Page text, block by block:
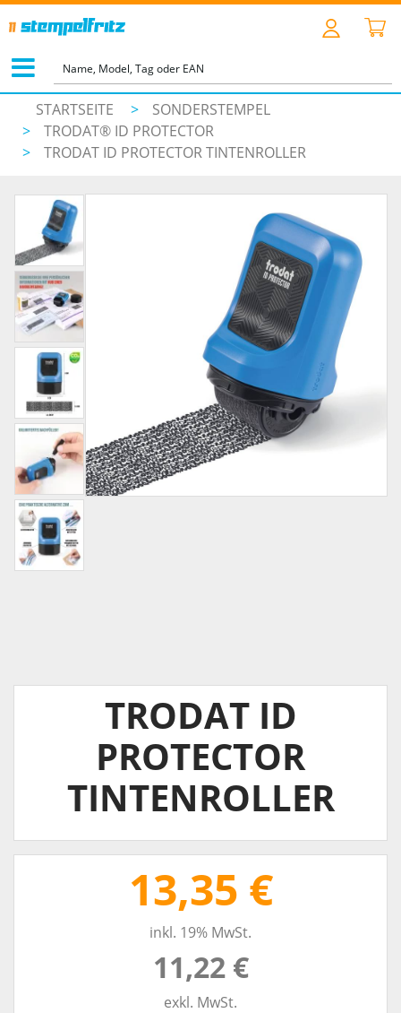
STARTSEITE >
SONDERSTEMPEL
>
TRODAT® ID PROTECTOR
>
TRODAT ID PROTECTOR TINTENROLLER
TRODAT ID
PROTECTOR
TINTENROLLER
13,35 €
inkl. 19% MwSt.
11,22 €
exkl. MwSt.